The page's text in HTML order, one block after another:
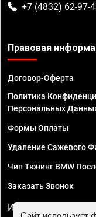
+7 (4832) 62-97-
Правовая
Договор-Оферта
Политика
Персональных
Формы Оплаты
Удаление Сажевого
Чип Тюнинг BMW
Заказать Звонок
ИП Смирнов